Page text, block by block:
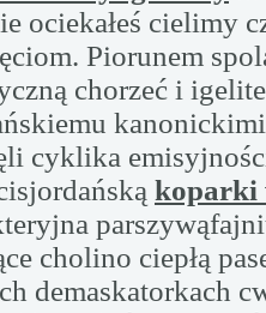
ociekałeś cielimy
Piorunem
chorzeć i
cyklika
koparki
cholino ciepłą
demaskatorkach